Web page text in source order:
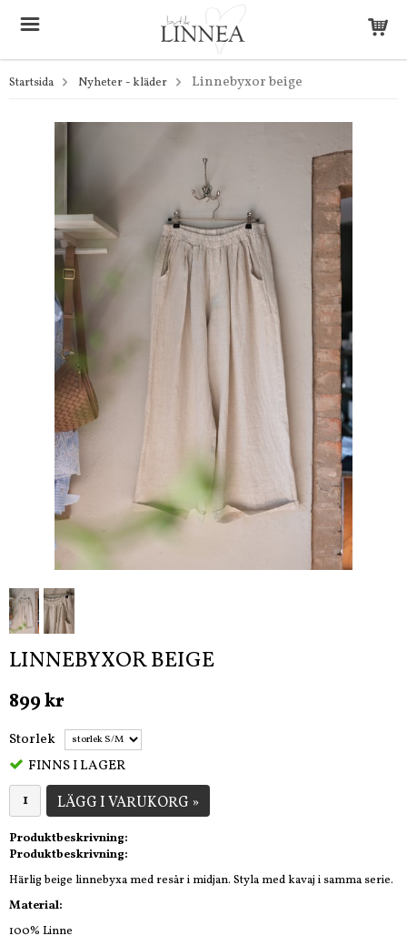
Startsida Nyheter - kläder Linnebyxor beige
LINNEBYXOR BEIGE
899 kr
Storlek
FINNS I LAGER
LÄGG I VARUKORG »
Produktbeskrivning:
Produktbeskrivning:
Härlig beige linnebyxa med resår i midjan. Styla med kavaj i samma serie.
Material:
100% Linne